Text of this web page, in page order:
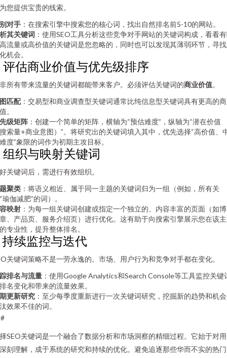
您提供宝贵的线索。
对手 ：在搜索引擎中搜索您的核心词，找出自然排名前5-10的网站。
其关键词 ：使用SEO工具分析这些竞争对手网站的关键词构成，看看
流量或高价值的关键词是您忽略的，同时也可以发现其薄弱环节，寻
机会。
评估商业价值与优先级排序
所有带来流量的关键词都能带来客户。必须评估关键词的商业价值。
匹配：交易型和商业调查型关键词通常比纯信息型关键词具有更高的
。
级矩阵 ：创建一个简单的矩阵，横轴为“预估难度”，纵轴为“潜在价值
索量+商业意图）”。将研究出的关键词填入其中，优先选择“高价值、
度”象限的词作为初期主攻目标。
组织与映射关键词
关键词后，需进行有效组织。
聚类 ：将语义相近、属于同一主题的关键词归为一组（例如，所有关
瑜伽减肥”的词）。
映射 ：为每一组关键词创建或指定一个独立的、内容丰富的页面（如
、产品页、服务介绍页）进行优化。这有助于向搜索引擎展示您在该
专业性，提升整体排名。
持续监控与迭代
关键词策略不是一劳永逸的。市场、用户行为和竞争对手都在变化。
排名与流量 ：使用Google Analytics和Search Console等工具监控关键
名变化和带来的流量效果。
更新研究 ：至少每季度重新进行一次关键词研究，挖掘新的趋势和机
效果不佳的词。
SEO关键词是一个融合了数据分析和市场洞察的精细过程。它始于对
刻理解，成于系统的研究和持续的优化。避免追逐那些华而不实的热门